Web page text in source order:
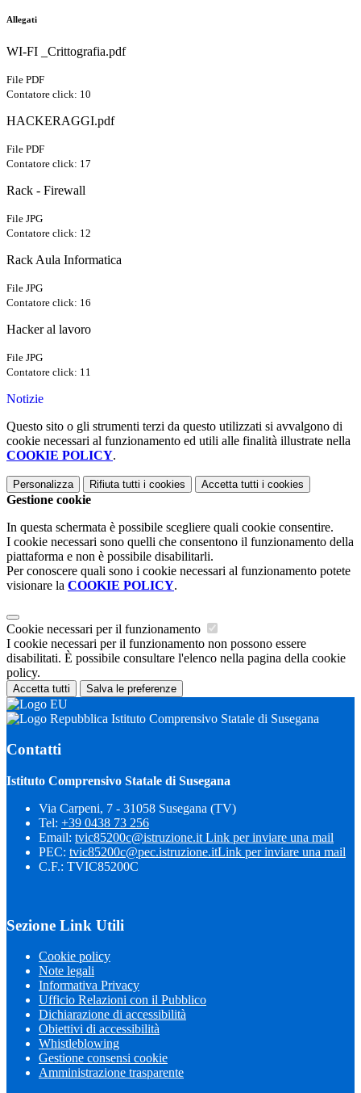
Allegati
WI-FI _Crittografia.pdf
File PDF
Contatore click: 10
HACKERAGGI.pdf
File PDF
Contatore click: 17
Rack - Firewall
File JPG
Contatore click: 12
Rack Aula Informatica
File JPG
Contatore click: 16
Hacker al lavoro
File JPG
Contatore click: 11
Notizie
Questo sito o gli strumenti terzi da questo utilizzati si avvalgono di
cookie necessari al funzionamento ed utili alle finalità illustrate nella
COOKIE POLICY.
Personalizza Rifiuta tutti i cookies Accetta tutti i cookies
Gestione cookie
In questa schermata è possibile scegliere quali cookie consentire.
I cookie necessari sono quelli che consentono il funzionamento della
piattaforma e non è possibile disabilitarli.
Per conoscere quali sono i cookie necessari al funzionamento potete
visionare la COOKIE POLICY.
Cookie necessari per il funzionamento
I cookie necessari per il funzionamento non possono essere
disabilitati. È possibile consultare l'elenco nella pagina della cookie
policy.
Accetta tutti Salva le preferenze
Istituto Comprensivo Statale di Susegana
Contatti
Istituto Comprensivo Statale di Susegana
Via Carpeni, 7 - 31058 Susegana (TV)
Tel: +39 0438 73 256
Email: tvic85200c@istruzione.it Link per inviare una mail
PEC: tvic85200c@pec.istruzione.itLink per inviare una mail
C.F.: TVIC85200C
Sezione Link Utili
Cookie policy
Note legali
Informativa Privacy
Ufficio Relazioni con il Pubblico
Dichiarazione di accessibilità
Obiettivi di accessibilità
Whistleblowing
Gestione consensi cookie
Amministrazione trasparente